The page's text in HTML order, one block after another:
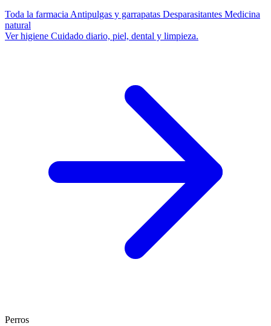
Toda la farmacia Antipulgas y garrapatas Desparasitantes Medicina
natural
Ver higiene Cuidado diario, piel, dental y limpieza.
Perros